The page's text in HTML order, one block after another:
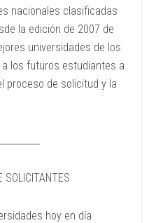
nacionales clasificadas
la edición de 2007 de
universidades de los
los futuros estudiantes a
proceso de solicitud y la
SOLICITANTES
hoy en día